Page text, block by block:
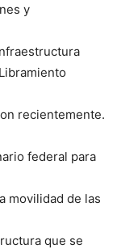
y
recientemente.
federal para
movilidad de las
que se